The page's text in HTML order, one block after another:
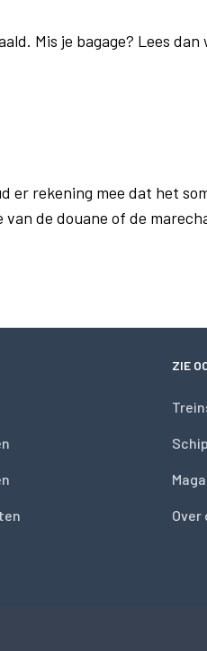
Mis je bagage? Lees
er rekening mee dat het
de douane of de
ZIE
Over